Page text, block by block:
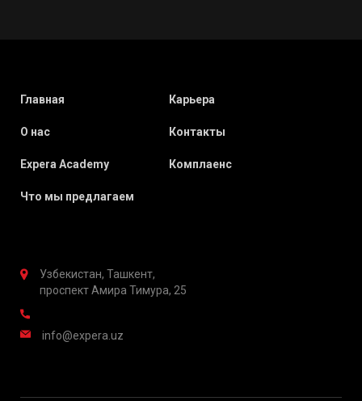
Главная
О нас
Expera Academy
Что мы предлагаем
Карьера
Контакты
Комплаенс
Узбекистан, Ташкент,
проспект Амира Тимура, 25
info@expera.uz